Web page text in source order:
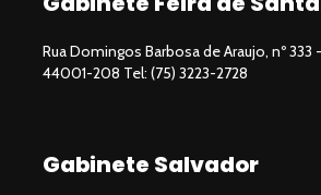
Rua Domingos Barbosa de Araujo, nº 333
44001-208 Tel: (75) 3223-2728
Gabinete Salvador